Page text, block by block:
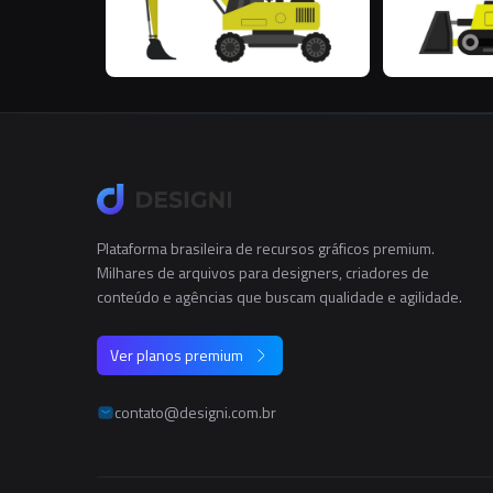
Plataforma brasileira de recursos gráficos premium.
Milhares de arquivos para designers, criadores de
conteúdo e agências que buscam qualidade e agilidade.
Ver planos premium
contato@designi.com.br